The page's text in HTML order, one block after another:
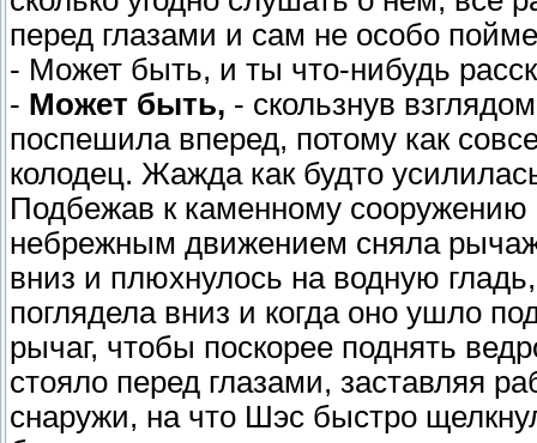
перед глазами и сам не особо
- Может быть, и ты что-нибудь
- Может быть, - скользнув
поспешила вперед, потому как
колодец. Жажда как будто
Подбежав к каменному сооружению
небрежным движением сняла
вниз и плюхнулось на водную
поглядела вниз и когда оно ушло
рычаг, чтобы поскорее поднять
стояло перед глазами, заставляя
снаружи, на что Шэс быстро